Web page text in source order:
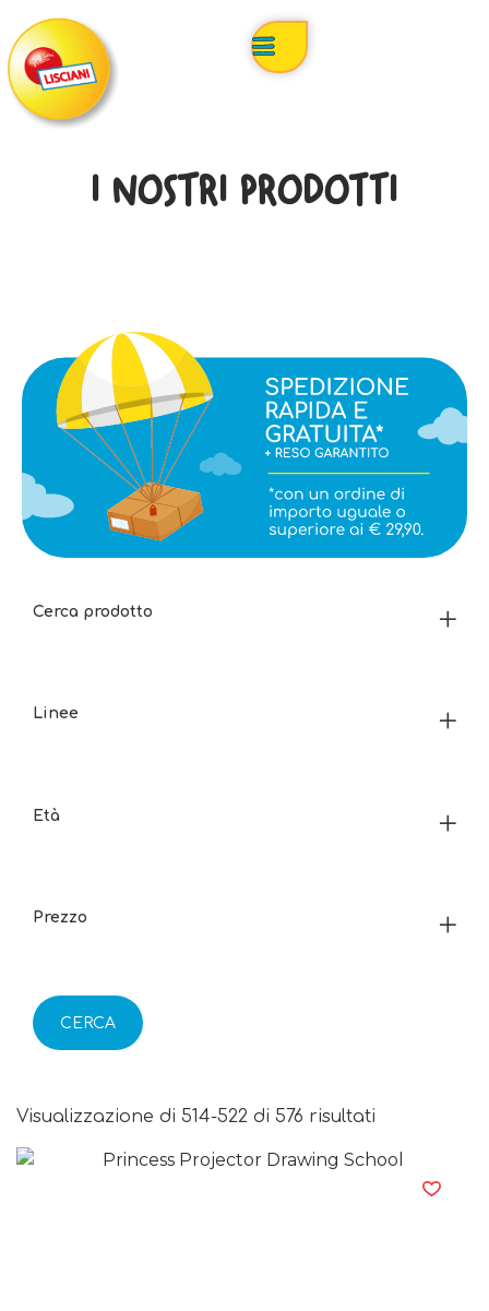
I NOSTRI PRODOTTI
Cerca prodotto
Linee
Età
Prezzo
CERCA
Visualizzazione di 514-522 di 576 risultati